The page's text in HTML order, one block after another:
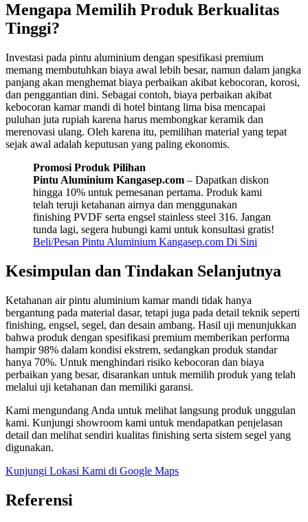
Mengapa Memilih Produk Berkualitas
Tinggi?
Investasi pada pintu aluminium dengan spesifikasi premium
memang membutuhkan biaya awal lebih besar, namun dalam jangka
panjang akan menghemat biaya perbaikan akibat kebocoran, korosi,
dan penggantian dini. Sebagai contoh, biaya perbaikan akibat
kebocoran kamar mandi di hotel bintang lima bisa mencapai
puluhan juta rupiah karena harus membongkar keramik dan
merenovasi ulang. Oleh karena itu, pemilihan material yang tepat
sejak awal adalah keputusan yang paling ekonomis.
Promosi Produk Pilihan
Pintu Aluminium Kangasep.com – Dapatkan diskon
hingga 10% untuk pemesanan pertama. Produk kami
telah teruji ketahanan airnya dan menggunakan
finishing PVDF serta engsel stainless steel 316. Jangan
tunda lagi, segera hubungi kami untuk konsultasi gratis!
Beli/Pesan Pintu Aluminium Kangasep.com Di Sini
Kesimpulan dan Tindakan Selanjutnya
Ketahanan air pintu aluminium kamar mandi tidak hanya
bergantung pada material dasar, tetapi juga pada detail teknik seperti
finishing, engsel, segel, dan desain ambang. Hasil uji menunjukkan
bahwa produk dengan spesifikasi premium memberikan performa
hampir 98% dalam kondisi ekstrem, sedangkan produk standar
hanya 70%. Untuk menghindari risiko kebocoran dan biaya
perbaikan yang besar, disarankan untuk memilih produk yang telah
melalui uji ketahanan dan memiliki garansi.
Kami mengundang Anda untuk melihat langsung produk unggulan
kami. Kunjungi showroom kami untuk mendapatkan penjelasan
detail dan melihat sendiri kualitas finishing serta sistem segel yang
digunakan.
Kunjungi Lokasi Kami di Google Maps
Referensi